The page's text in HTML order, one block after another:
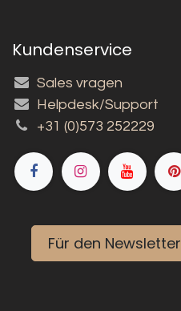
Kundenservice
Sales vragen
Helpdesk/Support
+31 (0)573 252229
Für den